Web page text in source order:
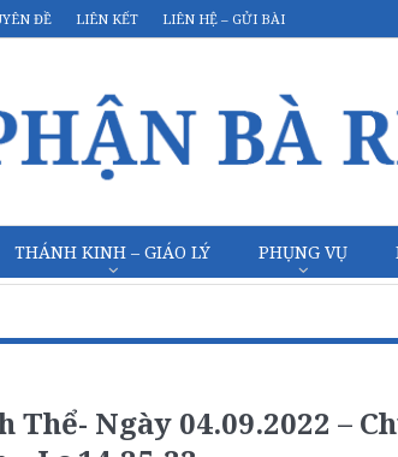
ĐỀ LIÊN KẾT LIÊN HỆ – GỬI BÀI
THÁNH KINH – GIÁO LÝ PHỤNG VỤ
Ngày 04.09.2022 –